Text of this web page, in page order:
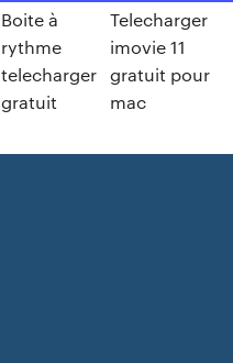
Boite à
rythme
telecharger
gratuit
Telecharger
imovie 11
gratuit pour
mac